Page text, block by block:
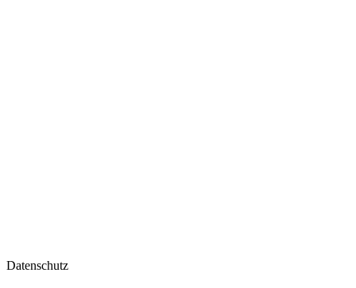
Datenschutz